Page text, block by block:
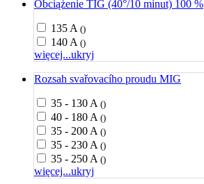
Obciążenie TIG (40°/10 minut) 100 %
135 A ()
140 A ()
więcej...ukryj
Rozsah svařovacího proudu MIG
35 - 130 A ()
40 - 180 A ()
35 - 200 A ()
35 - 230 A ()
35 - 250 A ()
więcej...ukryj